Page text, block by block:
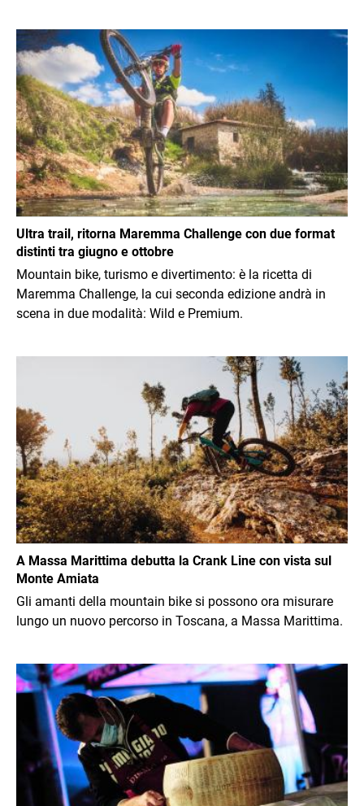
Immagine
Ultra trail, ritorna Maremma Challenge con due format
distinti tra giugno e ottobre
Mountain bike, turismo e divertimento: è la ricetta di
Maremma Challenge, la cui seconda edizione andrà in
scena in due modalità: Wild e Premium.
A Massa Marittima debutta la Crank Line con vista sul
Monte Amiata
Gli amanti della mountain bike si possono ora misurare
lungo un nuovo percorso in Toscana, a Massa Marittima.
Immagine